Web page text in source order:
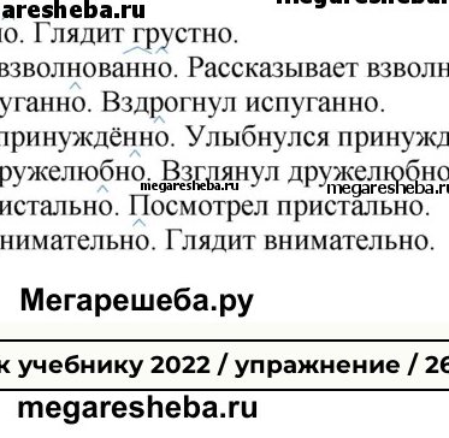
2022 / упражнение /